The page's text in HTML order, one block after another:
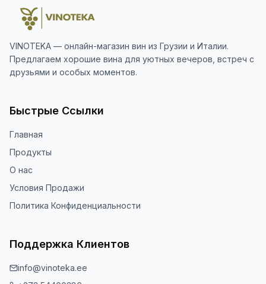
VINOTEKA — онлайн-магазин вин из Грузии и Италии.
Предлагаем хорошие вина для уютных вечеров, встреч с
друзьями и особых моментов.
Быстрые Ссылки
Главная
Продукты
О нас
Условия Продажи
Политика Конфиденциальности
Поддержка Клиентов
info@vinoteka.ee